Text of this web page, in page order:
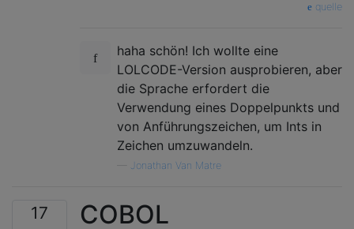
quelle
haha schön! Ich wollte eine
LOLCODE-Version ausprobieren, aber
die Sprache erfordert die
Verwendung eines Doppelpunkts und
von Anführungszeichen, um Ints in
Zeichen umzuwandeln.
Jonathan Van Matre
17 COBOL